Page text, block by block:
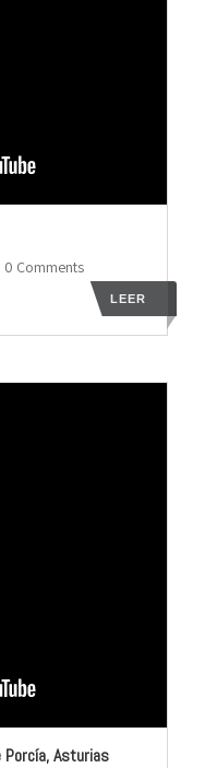
| 0 Comments
LEER
Porcía, Asturias